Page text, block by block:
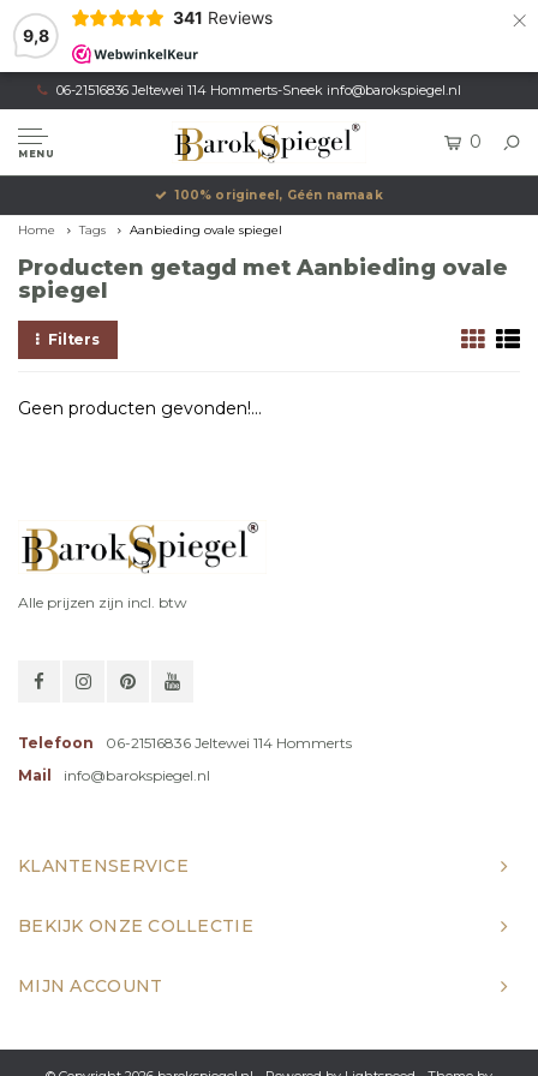
9,8
341 Reviews ×
06-21516836 Jeltewei 114 Hommerts-Sneek info@barokspiegel.nl
MENU
0
100% origineel, Géén namaak
Home Tags Aanbieding ovale spiegel
Producten getagd met Aanbieding ovale
spiegel
Filters
Geen producten gevonden!...
Alle prijzen zijn incl. btw
Telefoon
06-21516836 Jeltewei 114 Hommerts
Mail
info@barokspiegel.nl
KLANTENSERVICE
BEKIJK ONZE COLLECTIE
MIJN ACCOUNT